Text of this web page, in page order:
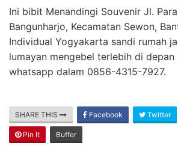
Ini bibit Menandingi Souvenir Jl.
Bangunharjo, Kecamatan Sewon,
Individual Yogyakarta sandi rumah
lumayan mengebel terlebih di depan
whatsapp dalam 0856-4315-7927.
SHARE THIS Facebook Twitter
Pin It Buffer